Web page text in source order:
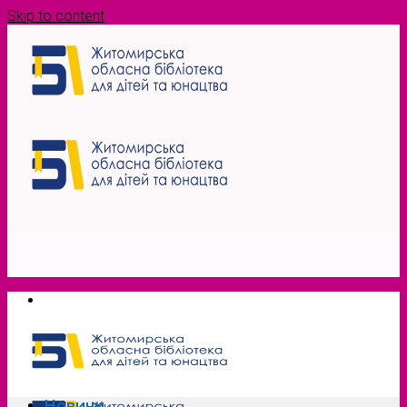
Skip to content